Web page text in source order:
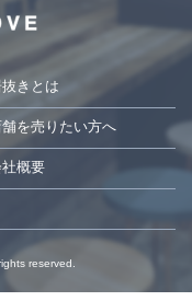
抜きとは
舗を売りたい方へ
概要
reserved.